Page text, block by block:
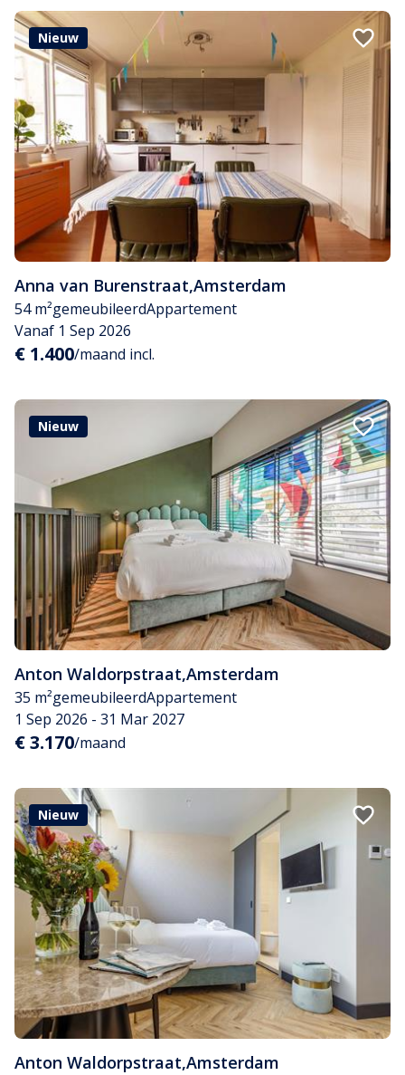
Nieuw
Anna van Burenstraat,Amsterdam
54 m²gemeubileerdAppartement
Vanaf 1 Sep 2026
€ 1.400/maand incl.
Nieuw
Anton Waldorpstraat,Amsterdam
35 m²gemeubileerdAppartement
1 Sep 2026 - 31 Mar 2027
€ 3.170/maand
Nieuw
Anton Waldorpstraat,Amsterdam